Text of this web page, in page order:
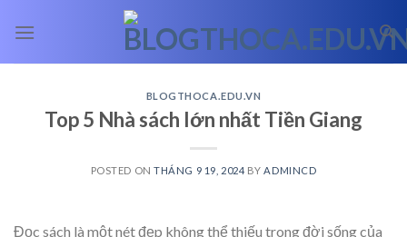
BLOGTHOCA.EDU.VN
Top 5 Nhà sách lớn nhất Tiền Giang
POSTED ONTHÁNG 9 19, 2024 BY ADMINCD
Đọc sách là một nét đẹp không thể thiếu trong đời sống của